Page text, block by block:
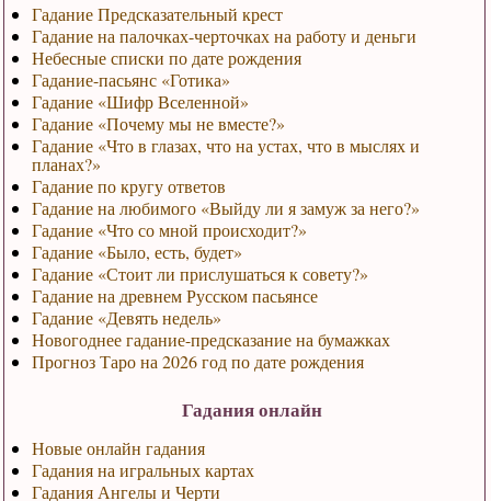
Гадание Предсказательный крест
Гадание на палочках-черточках на работу и деньги
Небесные списки по дате рождения
Гадание-пасьянс «Готика»
Гадание «Шифр Вселенной»
Гадание «Почему мы не вместе?»
Гадание «Что в глазах, что на устах, что в мыслях и
планах?»
Гадание по кругу ответов
Гадание на любимого «Выйду ли я замуж за него?»
Гадание «Что со мной происходит?»
Гадание «Было, есть, будет»
Гадание «Стоит ли прислушаться к совету?»
Гадание на древнем Русском пасьянсе
Гадание «Девять недель»
Новогоднее гадание-предсказание на бумажках
Прогноз Таро на 2026 год по дате рождения
Гадания онлайн
Новые онлайн гадания
Гадания на игральных картах
Гадания Ангелы и Черти